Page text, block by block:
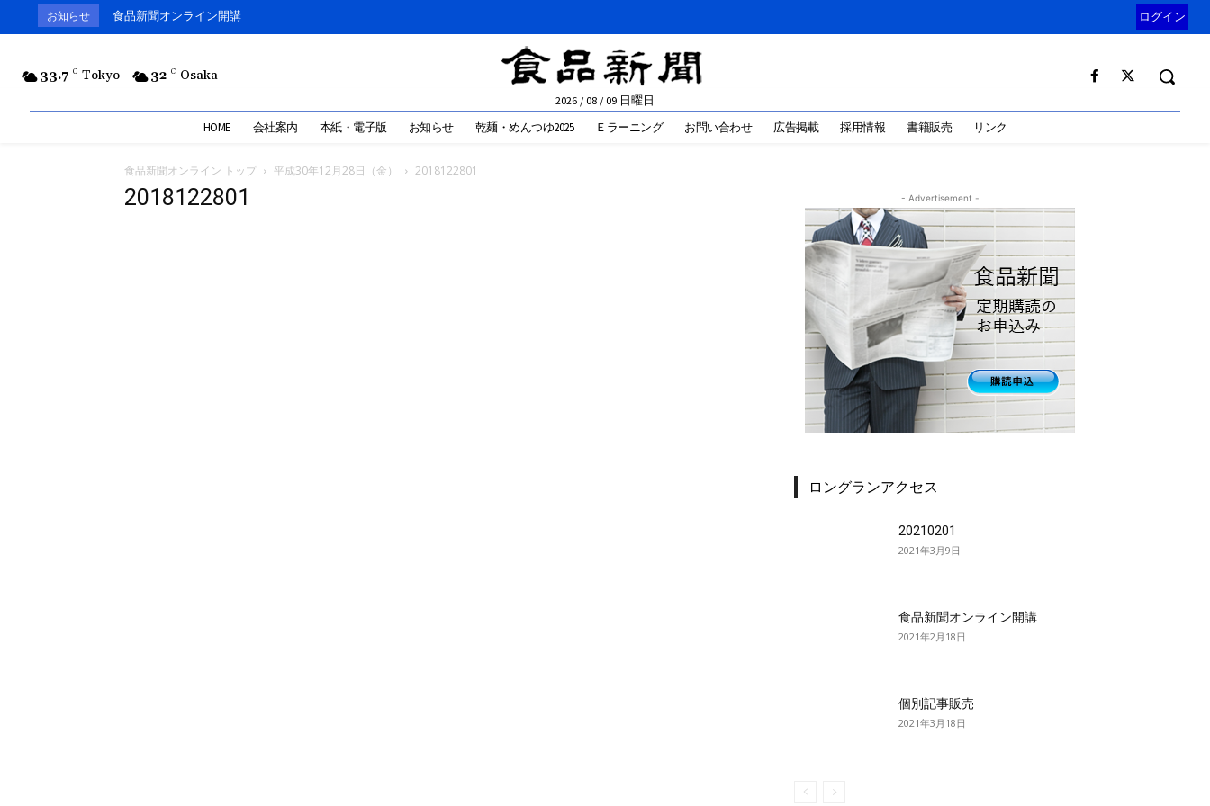
お知らせ 食品新聞オンライン開講 ログイン
33.7 C Tokyo 32 C Osaka
2026 / 08 / 09 日曜日
HOME 会社案内 本紙・電子版 お知らせ 乾麺・めんつゆ2025 Ｅラーニング お問い合わせ 広告掲載 採用情報 書籍販売 リンク
食品新聞オンライン トップ 平成30年12月28日（金） 2018122801
2018122801 - Advertisement -
ロングランアクセス
20210201
2021年3月9日
食品新聞オンライン開講
2021年2月18日
個別記事販売
2021年3月18日